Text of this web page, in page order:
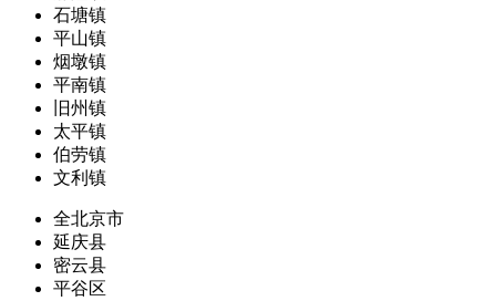
石塘镇
平山镇
烟墩镇
平南镇
旧州镇
太平镇
伯劳镇
文利镇
全北京市
延庆县
密云县
平谷区